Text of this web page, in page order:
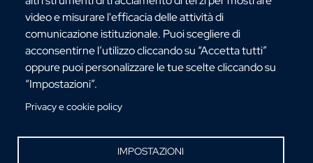
video e misurare l'efficacia delle attività di
comunicazione istituzionale. Puoi scegliere di
acconsentirne l’utilizzo cliccando su “Accetta tutti”
oppure puoi personalizzare le tue scelte cliccando su
“Impostazioni”.
Privacy e cookie policy
IMPOSTAZIONI
InstagramWhatsappFacebook
Telegram
X YouTube
©Copyright 2025 - Università degli Studi
Mediterranea di Reggio Calabria